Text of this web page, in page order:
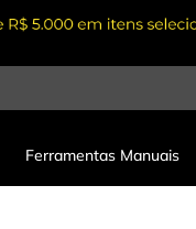
Ferramentas Manuais